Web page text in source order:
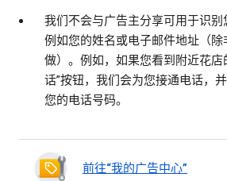
我们不会与广告主分享可用于识别
例如您的姓名或电子邮件地址（
做）。例如，如果您看到附近花店
话”按钮，我们会为您接通电话，
您的电话号码。
前往“我的广告中心”